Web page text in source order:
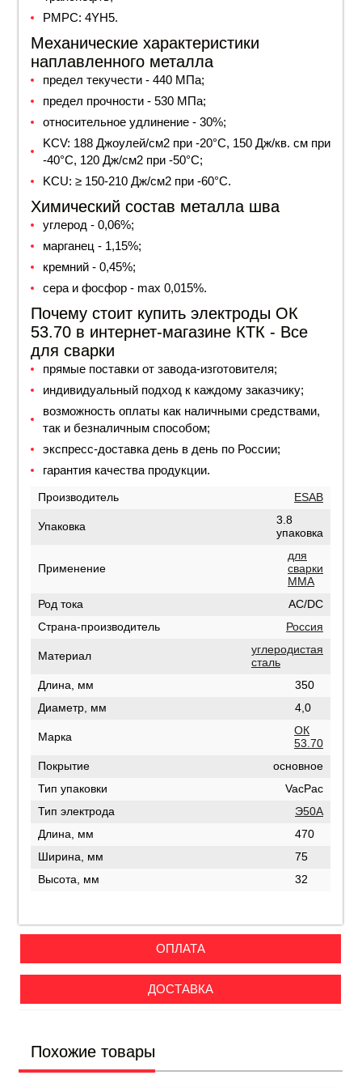
РМРС: 4YH5.
Механические характеристики
наплавленного металла
предел текучести - 440 МПа;
предел прочности - 530 МПа;
относительное удлинение - 30%;
KCV: 188 Джоулей/см2 при -20°С, 150 Дж/кв. см при
-40°С, 120 Дж/см2 при -50°С;
KCU: ≥ 150-210 Дж/см2 при -60°С.
Химический состав металла шва
углерод - 0,06%;
марганец - 1,15%;
кремний - 0,45%;
сера и фосфор - max 0,015%.
Почему стоит купить электроды ОК
53.70 в интернет-магазине КТК - Все
для сварки
прямые поставки от завода-изготовителя;
индивидуальный подход к каждому заказчику;
возможность оплаты как наличными средствами,
так и безналичным способом;
экспресс-доставка день в день по России;
гарантия качества продукции.
Производитель ESAB
Упаковка
3.8
упаковка
Применение
для
сварки
MMA
Род тока
AC/DC
Страна-производитель
Россия
Материал
углеродистая
сталь
Длина, мм
350
Диаметр, мм
4,0
Марка
ОК
53.70
Покрытие
основное
Тип упаковки
VacPac
Тип электрода
Э50А
Длина, мм
470
Ширина, мм
75
Высота, мм
32
ОПЛАТА
ДОСТАВКА
Похожие товары